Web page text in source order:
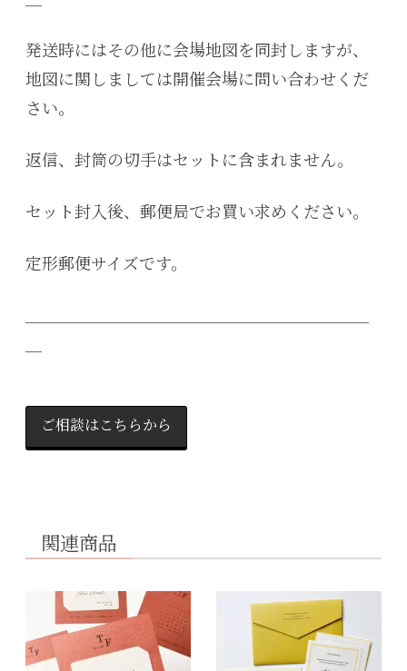
発送時にはその他に会場地図を同封しますが、
地図に関しましては開催会場に問い合わせくだ
さい。
返信、封筒の切手はセットに含まれません。
セット封入後、郵便局でお買い求めください。
定形郵便サイズです。
ご相談はこちらから
関連商品